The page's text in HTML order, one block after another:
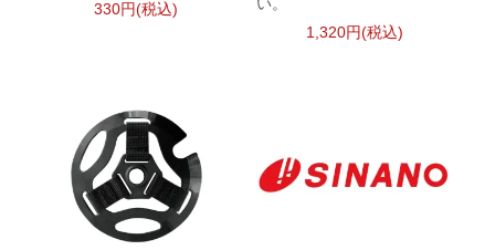
330円(税込)
い。
1,320円(税込)